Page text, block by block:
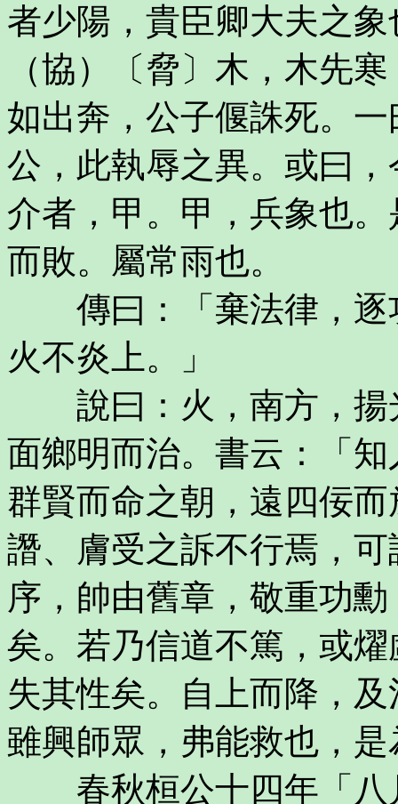
者少陽，貴臣卿大夫之
（協）〔脅〕木，木先
如出奔，公子偃誅死。
公，此執辱之異。或曰
介者，甲。甲，兵象也
而敗。屬常雨也。
傳曰：「棄法律，逐
火不炎上。」
說曰：火，南方，揚
面鄉明而治。書云：「
群賢而命之朝，遠四佞
譖、膚受之訴不行焉，
序，帥由舊章，敬重功
矣。若乃信道不篤，或
失其性矣。自上而降，
雖興師眾，弗能救也，
春秋桓公十四年「八